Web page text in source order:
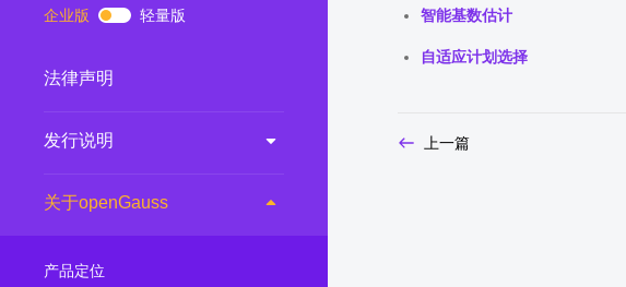
7.0.0-RC2
6.0.0 (LTS)
5.1.0 (Preview)
3.0.0 (LTS)
企业版 轻量版
法律声明
发行说明
关于openGauss
产品定位
智能基数估计
自适应计划选择
上一篇